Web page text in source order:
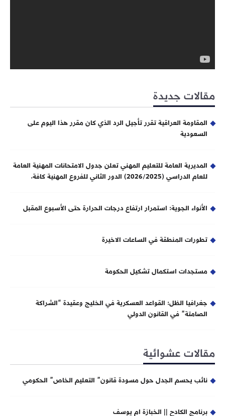
مقالات جديدة
المقاومة العراقية تقرر تأجيل الرد الذي كان مقرر هذا اليوم على
السعودية
المديرية العامة للتعليم المهني تعلن جدول الامتحانات المهنية العامة
للعام الدراسي (2026/2025) الدور الثاني للفروع المهنية كافة.
الأنواء الجوية: استمرار ارتفاع درجات الحرارة حتى الأسبوع المقبل
تطورات المنطقة في الساعات الاخيرة
مستجدات استكمال تشكيل الحكومة
جغرافيا الظل: القواعد العسكرية في الخليج وعقيدة “الشراكة
الصامتة” في القانون الدولي
مقالات عشوائية
نائب يحسم الجدل حول مسودة قانون” التعليم الخاص” الحكومي
برنامج الكادح || الخبازة ام يوسف